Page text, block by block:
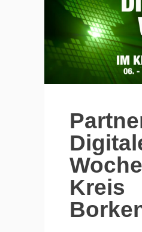
Woche
Kreis